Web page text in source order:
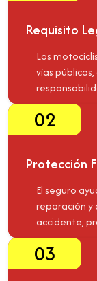
Requisito
Los
vías
02
Protección
El seguro
reparación y
accidente,
03